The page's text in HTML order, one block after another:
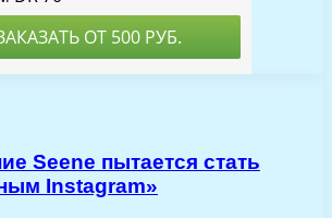
Seene пытается стать
Instagram»